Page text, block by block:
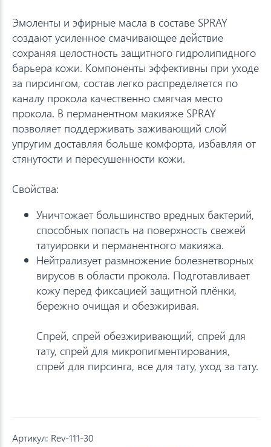
Эмоленты и эфирные масла в составе SPRAY
создают усиленное смачивающее действие
сохраняя целостность защитного гидролипидного
барьера кожи. Компоненты эффективны при уходе
за пирсингом, состав легко распределяется по
каналу прокола качественно смягчая место
прокола. В перманентном макияже SPRAY
позволяет поддерживать заживающий слой
упругим доставляя больше комфорта, избавляя от
стянутости и пересушенности кожи.
Свойства:
Уничтожает большинство вредных бактерий,
способных попасть на поверхность свежей
татуировки и перманентного макияжа.
Нейтрализует размножение болезнетворных
вирусов в области прокола. Подготавливает
кожу перед фиксацией защитной плёнки,
бережно очищая и обезжиривая.
Спрей, спрей обезжиривающий, спрей для
тату, спрей для микропигментирования,
спрей для пирсинга, все для тату, уход за тату.
Артикул: Rev-111-30